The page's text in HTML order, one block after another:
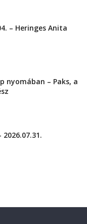
– Heringes Anita
nyomában – Paks, a